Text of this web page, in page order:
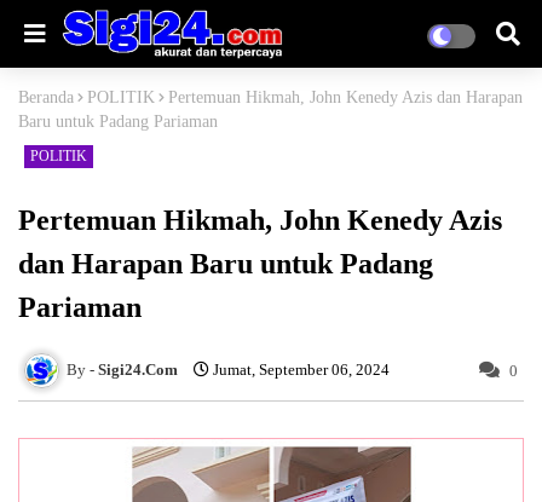
Beranda POLITIK
Pertemuan Hikmah, John Kenedy Azis dan Harapan
Baru untuk Padang Pariaman
POLITIK
Pertemuan Hikmah, John Kenedy Azis
dan Harapan Baru untuk Padang
Pariaman
Sigi24.Com Jumat, September 06, 2024 0